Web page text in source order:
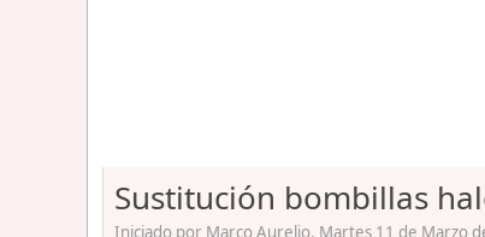
Sustitución bombillas
Iniciado por Marco Aurelio, Martes 11 de Marzo